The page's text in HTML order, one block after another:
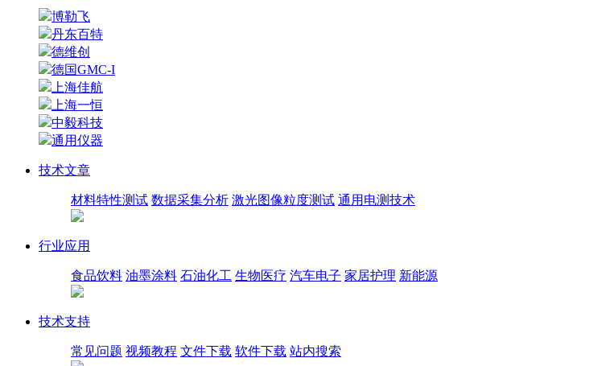
博勒飞
丹东百特
德维创
德国GMC-I
上海佳航
上海一恒
中毅科技
通用仪器
技术文章
材料特性测试 数据采集分析 激光图像粒度测试 通用电测技术
行业应用
食品饮料 油墨涂料 石油化工 生物医疗 汽车电子 家居护理 新能源
技术支持
常见问题 视频教程 文件下载 软件下载 站内搜索